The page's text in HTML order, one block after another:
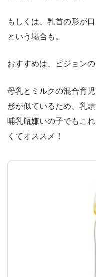
もしくは、乳首の形が
という場合も。
おすすめは、ピジョンの
母乳とミルクの混合育
形が似ているため、乳
哺乳瓶嫌いの子でもこ
くてオススメ！